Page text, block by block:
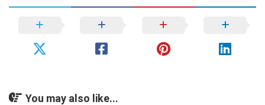
You may also like...